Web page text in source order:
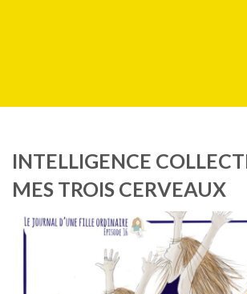
INTELLIGENCE
MES TROIS CERVEAUX